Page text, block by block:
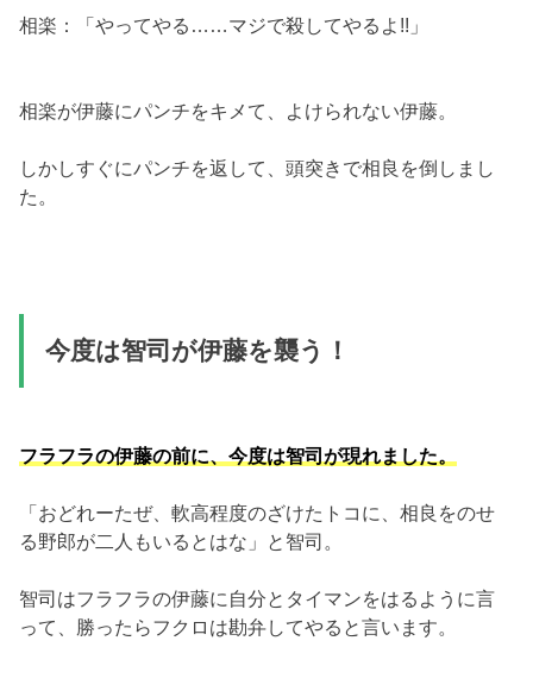
相楽：「やってやる……マジで殺してやるよ!!」
相楽が伊藤にパンチをキメて、よけられない伊藤。
しかしすぐにパンチを返して、頭突きで相良を倒しまし
た。
今度は智司が伊藤を襲う！
フラフラの伊藤の前に、今度は智司が現れました。
「おどれーたぜ、軟高程度のざけたトコに、相良をのせ
る野郎が二人もいるとはな」と智司。
智司はフラフラの伊藤に自分とタイマンをはるように言
って、勝ったらフクロは勘弁してやると言います。